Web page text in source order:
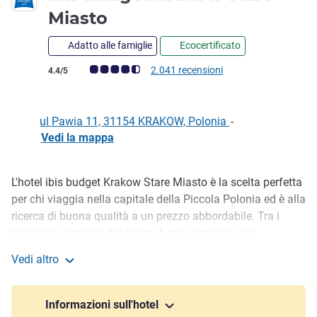
Miasto
Adatto alle famiglie Ecocertificato
Giudizio clienti (Valutazione ALL)
4.4/5 2.041 recensioni
ul Pawia 11, 31154 KRAKOW, Polonia -
Vedi la mappa
Descrizione
L'hotel ibis budget Krakow Stare Miasto è la scelta perfetta
per chi viaggia nella capitale della Piccola Polonia ed è alla
ricerca di buona qualità a un prezzo abbordabile. Tra i
ferroviaria e al centro commerciale, e l'accoglienza degli
ospiti con il sorriso. La colazione viene servita al buffet. Un
ottimo hotel e un prezzo ancora migliore.
Vedi altro
Informazioni sull'hotel